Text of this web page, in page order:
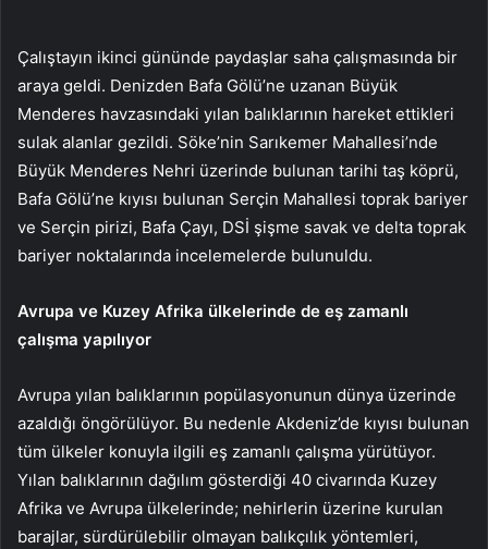
Çalıştayın ikinci gününde paydaşlar saha çalışmasında bir
araya geldi. Denizden Bafa Gölü’ne uzanan Büyük
Menderes havzasındaki yılan balıklarının hareket ettikleri
sulak alanlar gezildi. Söke’nin Sarıkemer Mahallesi’nde
Büyük Menderes Nehri üzerinde bulunan tarihi taş köprü,
Bafa Gölü’ne kıyısı bulunan Serçin Mahallesi toprak bariyer
ve Serçin pirizi, Bafa Çayı, DSİ şişme savak ve delta toprak
bariyer noktalarında incelemelerde bulunuldu.
Avrupa ve Kuzey Afrika ülkelerinde de eş zamanlı
çalışma yapılıyor
Avrupa yılan balıklarının popülasyonunun dünya üzerinde
azaldığı öngörülüyor. Bu nedenle Akdeniz’de kıyısı bulunan
tüm ülkeler konuyla ilgili eş zamanlı çalışma yürütüyor.
Yılan balıklarının dağılım gösterdiği 40 civarında Kuzey
Afrika ve Avrupa ülkelerinde; nehirlerin üzerine kurulan
barajlar, sürdürülebilir olmayan balıkçılık yöntemleri,